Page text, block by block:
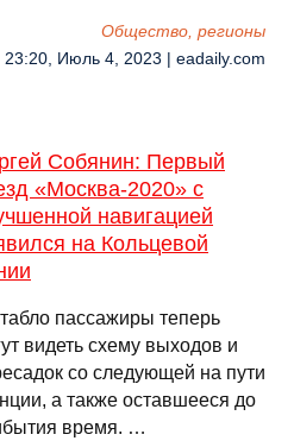
Общество, регионы
23:20, Июль 4, 2023 | eadaily.com
Собянин: Первый
«Москва-2020» с
навигацией
на Кольцевой
пассажиры теперь
видеть схему выходов и
со следующей на пути
а также оставшееся до
время. …